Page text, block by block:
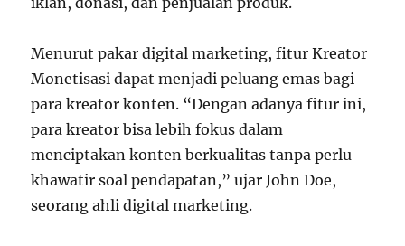
Menurut pakar digital marketing, fitur Kreator
Monetisasi dapat menjadi peluang emas bagi
para kreator konten. “Dengan adanya fitur ini,
para kreator bisa lebih fokus dalam
menciptakan konten berkualitas tanpa perlu
khawatir soal pendapatan,” ujar John Doe,
seorang ahli digital marketing.